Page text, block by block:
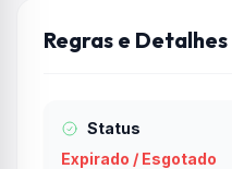
Regras e
Status
Expirado / Esgotado